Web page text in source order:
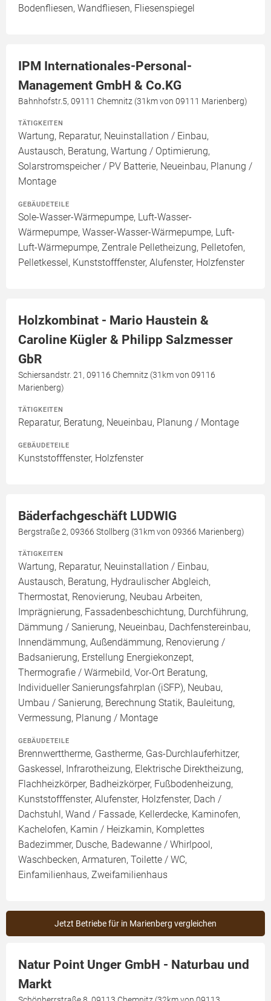
Bodenfliesen, Wandfliesen, Fliesenspiegel
IPM Internationales-Personal-
Management GmbH & Co.KG
Bahnhofstr.5, 09111 Chemnitz (31km von 09111 Marienberg)
TÄTIGKEITEN
Wartung, Reparatur, Neuinstallation / Einbau,
Austausch, Beratung, Wartung / Optimierung,
Solarstromspeicher / PV Batterie, Neueinbau, Planung /
Montage
GEBÄUDETEILE
Sole-Wasser-Wärmepumpe, Luft-Wasser-
Wärmepumpe, Wasser-Wasser-Wärmepumpe, Luft-
Luft-Wärmepumpe, Zentrale Pelletheizung, Pelletofen,
Pelletkessel, Kunststofffenster, Alufenster, Holzfenster
Holzkombinat - Mario Haustein &
Caroline Kügler & Philipp Salzmesser
GbR
Schiersandstr. 21, 09116 Chemnitz (31km von 09116
Marienberg)
TÄTIGKEITEN
Reparatur, Beratung, Neueinbau, Planung / Montage
GEBÄUDETEILE
Kunststofffenster, Holzfenster
Bäderfachgeschäft LUDWIG
Bergstraße 2, 09366 Stollberg (31km von 09366 Marienberg)
TÄTIGKEITEN
Wartung, Reparatur, Neuinstallation / Einbau,
Austausch, Beratung, Hydraulischer Abgleich,
Thermostat, Renovierung, Neubau Arbeiten,
Imprägnierung, Fassadenbeschichtung, Durchführung,
Dämmung / Sanierung, Neueinbau, Dachfenstereinbau,
Innendämmung, Außendämmung, Renovierung /
Badsanierung, Erstellung Energiekonzept,
Thermografie / Wärmebild, Vor-Ort Beratung,
Individueller Sanierungsfahrplan (iSFP), Neubau,
Umbau / Sanierung, Berechnung Statik, Bauleitung,
Vermessung, Planung / Montage
GEBÄUDETEILE
Brennwerttherme, Gastherme, Gas-Durchlauferhitzer,
Gaskessel, Infrarotheizung, Elektrische Direktheizung,
Flachheizkörper, Badheizkörper, Fußbodenheizung,
Kunststofffenster, Alufenster, Holzfenster, Dach /
Dachstuhl, Wand / Fassade, Kellerdecke, Kaminofen,
Kachelofen, Kamin / Heizkamin, Komplettes
Badezimmer, Dusche, Badewanne / Whirlpool,
Waschbecken, Armaturen, Toilette / WC,
Einfamilienhaus, Zweifamilienhaus
Jetzt Betriebe für in Marienberg vergleichen
Natur Point Unger GmbH - Naturbau und
Markt